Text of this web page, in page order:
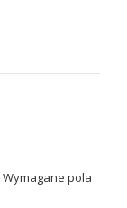
Wymagane pola